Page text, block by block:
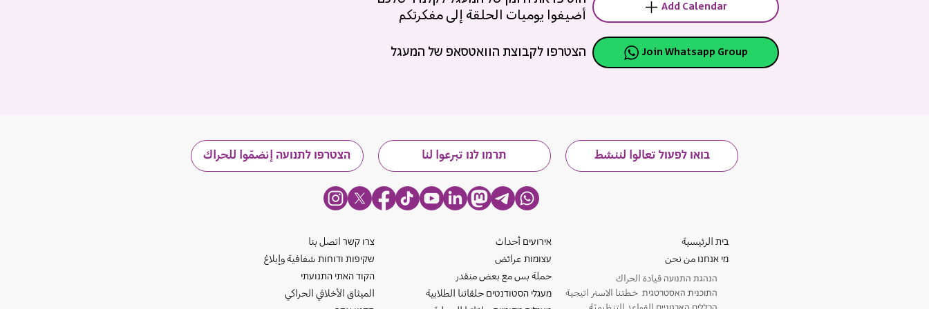
أضيفوا يوميات الحلقة إلى مفكرتكم
Add Calendar
הצטרפו לקבוצת הוואטסאפ של המעגל Join Whatsapp Group
בואו לפעול تعالوا لننشط תרמו לנו تبرعوا لنا הצטרפו לתנועה إنضمّوا للحراك
אירועים أحداث
עצומות عرائض
حملة بس مع بعض منقدر
מעגלי הסטודנטים حلقاتنا الطلابية
בית الرئيسية
מי אנחנו من نحن
​הנהגת התנועה قيادة الحراك
התוכנית האסטרטגית خطتنا الاستر اتيجية
צרו קשר اتصل بنا
שקיפות ודוחות شفافية وإبلاغ
הקוד האתי התנועתי
الميثاق الأخلاقي الحراكي